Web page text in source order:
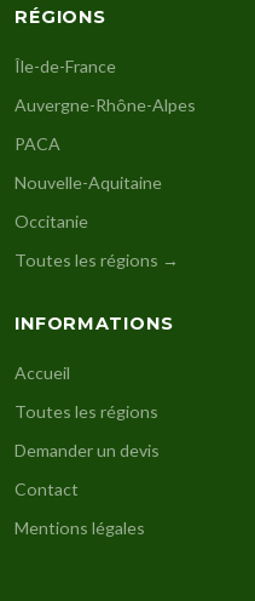
RÉGIONS
Île-de-France
Auvergne-Rhône-Alpes
PACA
Nouvelle-Aquitaine
Occitanie
Toutes les régions →
INFORMATIONS
Accueil
Toutes les régions
Demander un devis
Contact
Mentions légales